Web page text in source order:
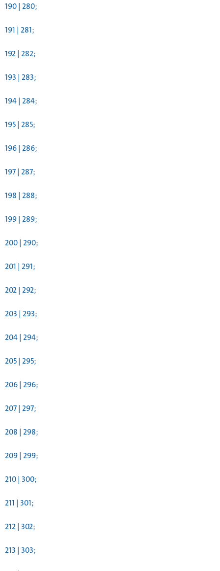
190 | 280;
191 | 281;
192 | 282;
193 | 283;
194 | 284;
195 | 285;
196 | 286;
197 | 287;
198 | 288;
199 | 289;
200 | 290;
201 | 291;
202 | 292;
203 | 293;
204 | 294;
205 | 295;
206 | 296;
207 | 297;
208 | 298;
209 | 299;
210 | 300;
211 | 301;
212 | 302;
213 | 303;